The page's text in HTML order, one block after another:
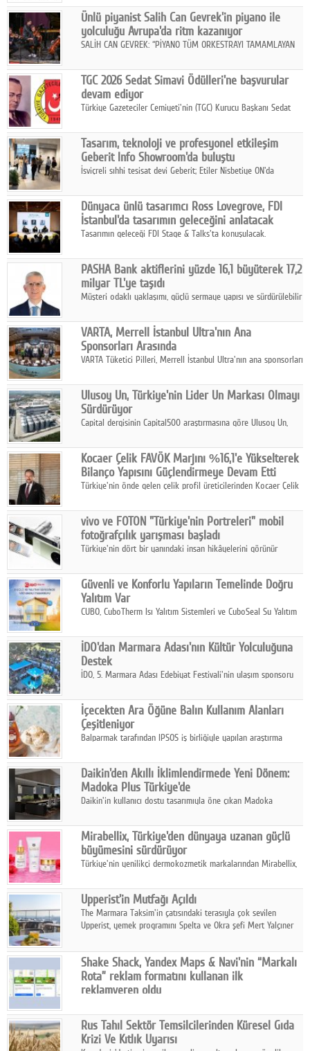
hedefiyle internet sitesini ve sosyal medya kanallarını yeniledi.
Ünlü piyanist Salih Can Gevrek'in piyano ile
yolculuğu Avrupa'da ritm kazanıyor
SALİH CAN GEVREK: “PİYANO TÜM ORKESTRAYI TAMAMLAYAN
ETKİ YARATIYOR"
TGC 2026 Sedat Simavi Ödülleri'ne başvurular
devam ediyor
Türkiye Gazeteciler Cemiyeti'nin (TGC) Kurucu Başkanı Sedat
Tasarım, teknoloji ve profesyonel etkileşim
Geberit Info Showroom'da buluştu
İsviçreli sıhhi tesisat devi Geberit; Etiler Nisbetiye ON'da
ortaklığıyla özel bir davete ev sahipliği yaptı.
Dünyaca ünlü tasarımcı Ross Lovegrove, FDI
İstanbul'da tasarımın geleceğini anlatacak
Tasarımın geleceği FDI Stage & Talks'ta konuşulacak.
PASHA Bank aktiflerini yüzde 16,1 büyüterek 17,2
milyar TL'ye taşıdı
Müşteri odaklı yaklaşımı, güçlü sermaye yapısı ve sürdürülebilir
yılının ilk yarısında güçlü finansal performansını korudu.
VARTA, Merrell İstanbul Ultra'nın Ana
Sponsorları Arasında
VARTA Tüketici Pilleri, Merrell İstanbul Ultra'nın ana sponsorları
enerjisine güç katıyor.
Ulusoy Un, Türkiye'nin Lider Un Markası Olmayı
Sürdürüyor
Capital dergisinin Capital500 araştırmasına göre Ulusoy Un,
hasılatıyla Türkiye'nin en büyük 83. firması oldu.
Kocaer Çelik FAVÖK Marjını %16,1'e Yükselterek
Bilanço Yapısını Güçlendirmeye Devam Etti
Türkiye'nin önde gelen çelik profil üreticilerinden Kocaer Çelik
Çelik FAVÖK Marjını %16,1'e yükseltti.
vivo ve FOTON "Türkiye'nin Portreleri" mobil
fotoğrafçılık yarışması başladı
Türkiye'nin dört bir yanındaki insan hikâyelerini görünür
insanını, kültürünü ve yaşamını portre fotoğraflarıyla
anlatmaya davet ediyor.
Güvenli ve Konforlu Yapıların Temelinde Doğru
Yalıtım Var
CUBO, CuboTherm Isı Yalıtım Sistemleri ve CuboSeal Su Yalıtım
ve sürdürülebilir çözümler sunuyor.
İDO'dan Marmara Adası'nın Kültür Yolculuğuna
Destek
İDO, 5. Marmara Adası Edebiyat Festivali'nin ulaşım sponsoru
ettiriyor.
İçecekten Ara Öğüne Balın Kullanım Alanları
Çeşitleniyor
Balparmak tarafından IPSOS iş birliğiyle yapılan araştırma
ıhlamur gibi içeceklerde tercih ettiğini ortaya koyuyor.
Daikin'den Akıllı İklimlendirmede Yeni Dönem:
Madoka Plus Türkiye'de
Daikin'in kullanıcı dostu tasarımıyla öne çıkan Madoka
kontrol ünitesi Madoka Plus Türkiye'de satışa sunuldu.
Mirabellix, Türkiye'den dünyaya uzanan güçlü
büyümesini sürdürüyor
Türkiye'nin yenilikçi dermokozmetik markalarından Mirabellix,
ürünleriyle hem yurt içinde hem de uluslararası pazarlarda
büyümesini sürdürüyor.
Upperist'in Mutfağı Açıldı
The Marmara Taksim'in çatısındaki terasıyla çok sevilen
Upperist, yemek programını Spelta ve Okra şefi Mert Yalçıner
Shake Shack, Yandex Maps & Navi'nin “Markalı
Rota” reklam formatını kullanan ilk
reklamveren oldu
artırmak amacıyla Cereyan Medya ve Yandex Ads iş birliğiyle
Yandex Maps & Navi'nin yeni "Markalı Rota" reklam formatını
kullanan ilk marka oldu.
Rus Tahıl Sektör Temsilcilerinden Küresel Gıda
Krizi Ve Kıtlık Uyarısı